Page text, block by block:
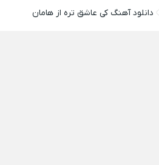
دانلود آهنگ کی عاشق تره از هامان